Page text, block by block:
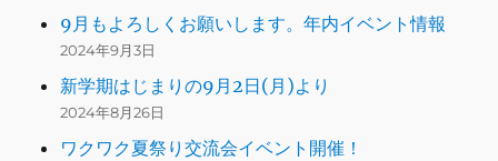
9月もよろしくお願いします。年内イベント情報
2024年9月3日
新学期はじまりの9月2日(月)より
2024年8月26日
ワクワク夏祭り交流会イベント開催！